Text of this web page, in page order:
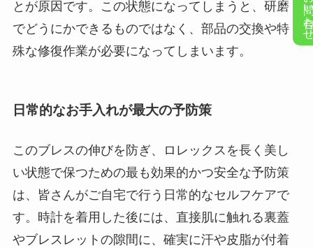
とが原因です。この状態になってしまうと、研磨
でどうにかできるものではなく、部品の交換や特
殊な修復作業が必要になってしまいます。
日常的なお手入れが最大の予防策
このブレスの伸びを防ぎ、ロレックスを長く美し
い状態で保つための最も効果的かつ安全な予防策
は、皆さんがご自宅で行う日常的なセルフケアで
す。時計を着用した後には、直接肌に触れる裏蓋
やブレスレットの隙間に、確実に汗や皮脂が付着